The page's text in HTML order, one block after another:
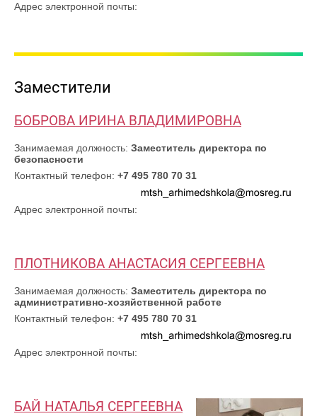
Адрес электронной почты:
Заместители
БОБРОВА ИРИНА ВЛАДИМИРОВНА
Занимаемая должность: Заместитель директора по
безопасности
Контактный телефон: +7 495 780 70 31
Адрес электронной почты:
ПЛОТНИКОВА АНАСТАСИЯ СЕРГЕЕВНА
Занимаемая должность: Заместитель директора по
административно-хозяйственной работе
Контактный телефон: +7 495 780 70 31
Адрес электронной почты:
БАЙ НАТАЛЬЯ СЕРГЕЕВНА